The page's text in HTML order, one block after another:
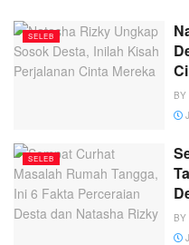
SELEB
BY
SELEB
BY